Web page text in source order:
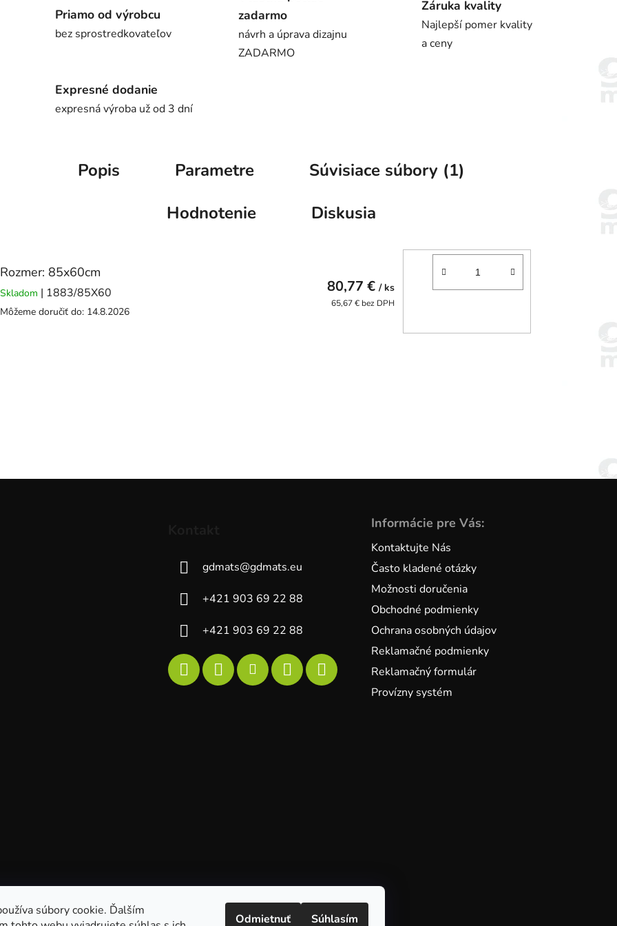
súbory cookie. Ďalším
Odmietnuť Súhlasím
Priamo od výrobcu
bez sprostredkovateľov
zadarmo
návrh a úprava dizajnu
ZADARMO
Záruka kvality
Najlepší pomer kvality
a ceny
Expresné dodanie
expresná výroba už od 3 dní
Popis Parametre
Súvisiace súbory (1)
Hodnotenie
Diskusia
Rozmer: 85x60cm
Skladom | 1883/85X60
Môžeme doručiť do: 14.8.2026
80,77 € / ks
65,67 € bez DPH
gdmats@gdmats.eu
+421 903 69 22 88
+421 903 69 22 88
Informácie pre Vás:
Kontaktujte Nás
Často kladené otázky
Možnosti doručenia
Obchodné podmienky
Ochrana osobných údajov
Reklamačné podmienky
Reklamačný formulár
Provízny systém